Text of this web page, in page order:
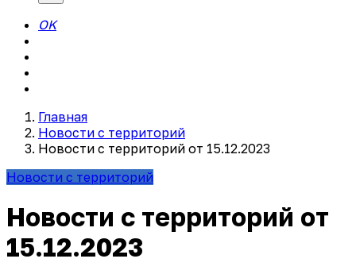
OK
Главная
Новости с территорий
Новости с территорий от 15.12.2023
Новости с территорий
Новости с территорий от
15.12.2023